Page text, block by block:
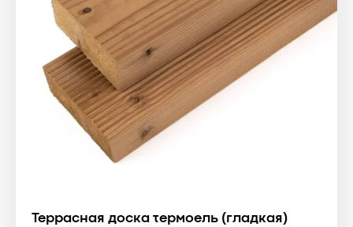
Террасная доска термоель (гладкая)